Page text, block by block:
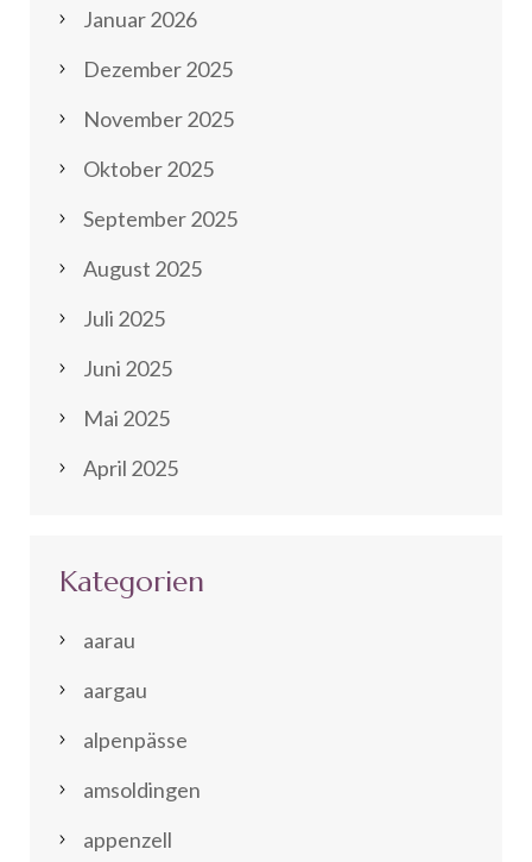
Januar 2026
Dezember 2025
November 2025
Oktober 2025
September 2025
August 2025
Juli 2025
Juni 2025
Mai 2025
April 2025
Kategorien
aarau
aargau
alpenpässe
amsoldingen
appenzell